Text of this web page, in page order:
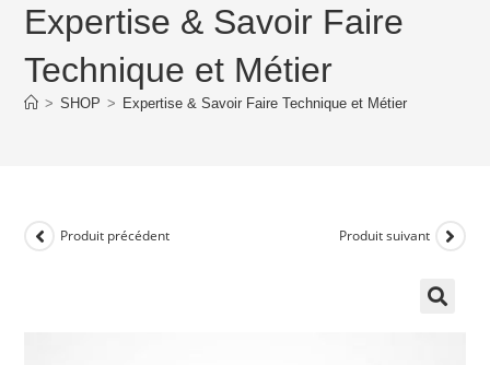
Expertise & Savoir Faire
Technique et Métier
> SHOP > Expertise & Savoir Faire Technique et Métier
Produit précédent Produit suivant